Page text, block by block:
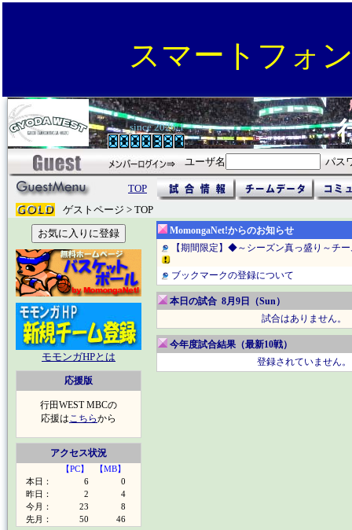
スマートフォ
since 2026/1
ユーザ名 パス
TOP
ゲストページ > TOP
モモンガHPとは
応援版
行田WEST MBCの
応援はこちらから
アクセス状況
【PC】
【MB】
本日：
6
0
昨日：
2
4
今月：
23
8
先月：
50 46
MomongaNet!からのお知らせ
【期間限定】◆～シーズン真っ盛り～チ
ブックマークの登録について
本日の試合 8月9日（Sun）
試合はありません。
今年度試合結果（最新10戦）
登録されていません。